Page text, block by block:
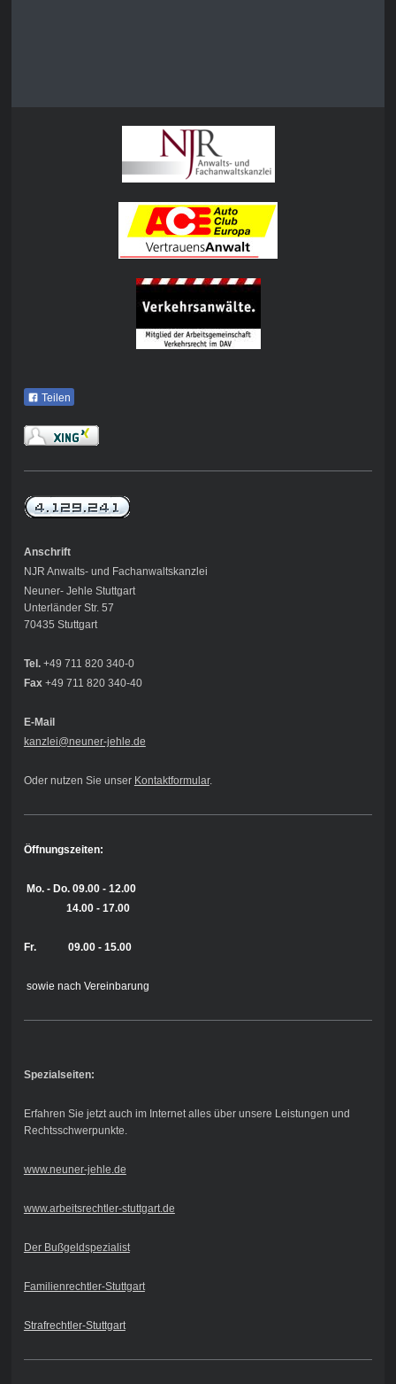
Teilen
Anschrift
NJR Anwalts- und Fachanwaltskanzlei
Neuner- Jehle Stuttgart
Unterländer Str. 57
70435 Stuttgart
Tel.+49 711 820 340-0
Fax+49 711 820 340-40
E-Mail
kanzlei@neuner-jehle.de
Oder nutzen Sie unser Kontaktformular.
Öffnungszeiten:
Mo. - Do. 09.00 - 12.00
14.00 - 17.00
Fr. 09.00 - 15.00
sowie nach Vereinbarung
Spezialseiten:
Erfahren Sie jetzt auch im Internet alles über unsere Leistungen und
Rechtsschwerpunkte.
www.neuner-jehle.de
www.arbeitsrechtler-stuttgart.de
Der Bußgeldspezialist
Familienrechtler-Stuttgart
Strafrechtler-Stuttgart